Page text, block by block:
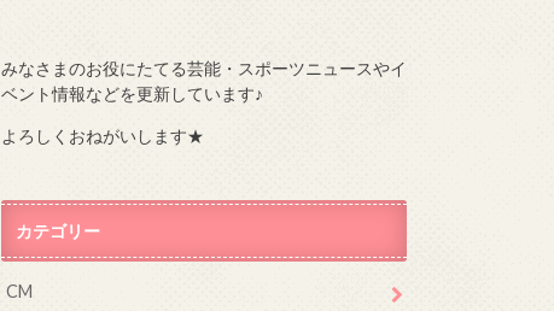
みなさまのお役にたてる芸能・スポーツニュースやイ
ベント情報などを更新しています♪
よろしくおねがいします★
カテゴリー
CM